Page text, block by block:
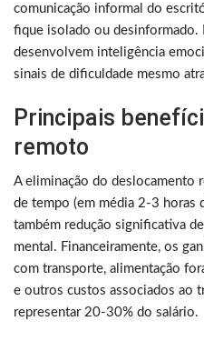
comunicação informal do
fique isolado ou desinformado.
desenvolvem inteligência
sinais de dificuldade mesmo
Principais
remoto
A eliminação do deslocamento
de tempo (em média 2-3 horas
também redução significativa
mental. Financeiramente, os
com transporte, alimentação
e outros custos associados ao
representar 20-30% do salário.